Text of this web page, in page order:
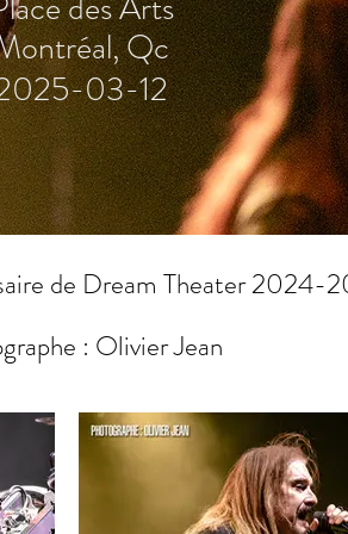
Qc
03-12
de Dream Theater 2024-
: Olivier Jean